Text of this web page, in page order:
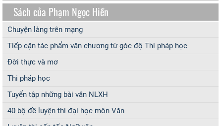
Sách của Phạm Ngọc Hiền
Chuyện làng trên mạng
Tiếp cận tác phẩm văn chương từ góc độ Thi pháp học
Đời thực và mơ
Thi pháp học
Tuyển tập những bài văn NLXH
40 bộ đề luyện thi đại học môn Văn